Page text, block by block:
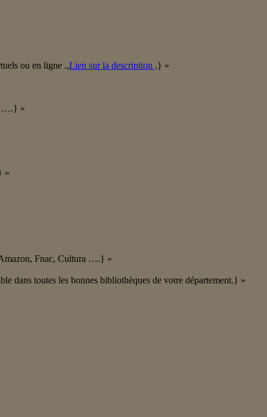
ou en ligne .,Lien sur la description .} »
….} »
»
Fnac, Cultura ….} »
dans toutes les bonnes bibliothèques de votre département.} »